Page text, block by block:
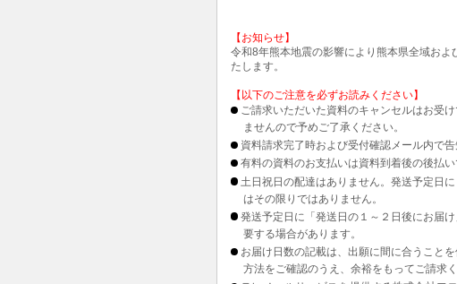
【お知らせ】
令和8年熊本地震の影響により熊本県全域お
たします。
【以下のご注意を必ずお読みください】
ご請求いただいた資料のキャンセルはお受
ませんので予めご了承ください。
資料請求完了時および受付確認メール内で
有料の資料のお支払いは資料到着後の後払
土日祝日の配達はありません。発送予定日
はその限りではありません。
発送予定日に「発送日の１～２日後にお届
要する場合があります。
お届け日数の記載は、出願に間に合うこと
方法をご確認のうえ、余裕をもってご請求く